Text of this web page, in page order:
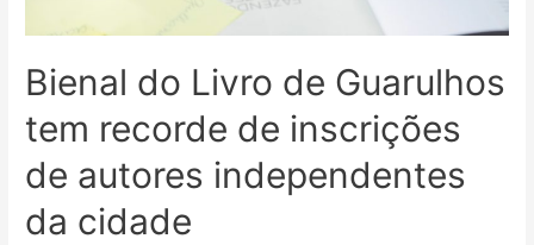
Bienal do Livro de Guarulhos
tem recorde de inscrições
de autores independentes
da cidade